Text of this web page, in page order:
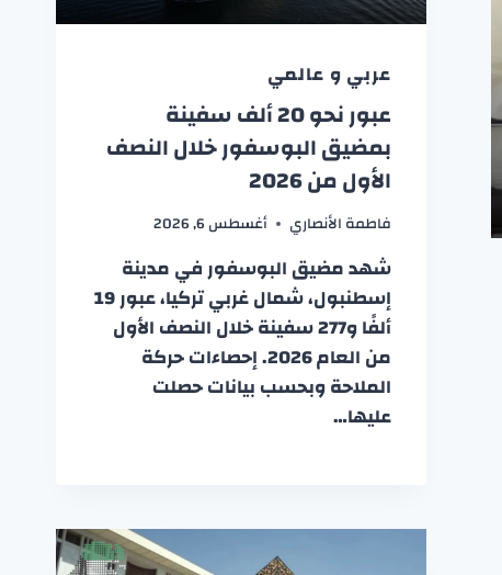
عربي و عالمي
عبور نحو 20 ألف سفينة
بمضيق البوسفور خلال النصف
الأول من 2026
فاطمة الأنصاري أغسطس 6, 2026
شهد مضيق البوسفور في مدينة
إسطنبول، شمال غربي تركيا، عبور 19
ألفًا و277 سفينة خلال النصف الأول
من العام 2026. إحصاءات حركة
الملاحة وبحسب بيانات حصلت
عليها…